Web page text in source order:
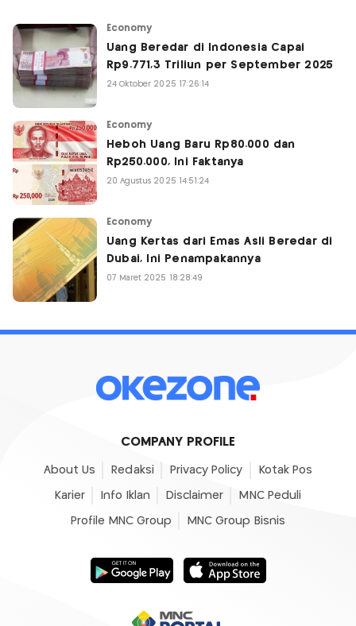
Economy
Uang Beredar di Indonesia Capai
Rp9.771,3 Triliun per September 2025
24 Oktober 2025 17:26:14
Economy
Heboh Uang Baru Rp80.000 dan
Rp250.000, Ini Faktanya
20 Agustus 2025 14:51:24
Economy
Uang Kertas dari Emas Asli Beredar di
Dubai, Ini Penampakannya
07 Maret 2025 18:28:49
COMPANY PROFILE
About Us Redaksi Privacy Policy Kotak Pos
Karier Info Iklan Disclaimer MNC Peduli
Profile MNC Group MNC Group Bisnis